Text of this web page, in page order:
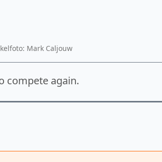
Mark Caljouw
compete again.